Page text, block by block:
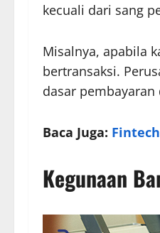
kecuali dari sang
Misalnya, apabila
bertransaksi.
dasar
Baca Juga:
Kegunaan